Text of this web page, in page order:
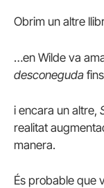
Obrim un altre
…en Wilde va
desconeguda
i encara un altre,
realitat
manera.
És probable que